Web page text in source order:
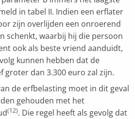
in tabel II. Indien een erflater
zijn overlijden een onroerend
schenkt, waarbij hij die persoon
ook als beste vriend aanduidt,
kunnen hebben dat de
groter dan 3.300 euro zal zijn.
de erfbelasting moet in dit geval
gehouden met het
(12). Die regel heeft als gevolg dat